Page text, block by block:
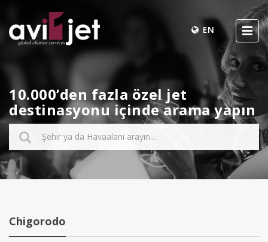
EN
10.000’den fazla özel jet
destinasyonu içinde arama yapın
Chigorodo